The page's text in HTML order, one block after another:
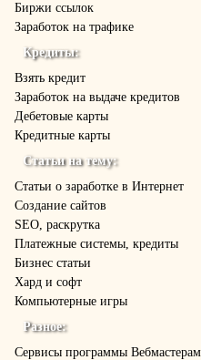
Биржи ссылок
Заработок на трафике
Кредиты:
Взять кредит
Заработок на выдаче кредитов
Дебетовые карты
Кредитные карты
Статьи на тему:
Статьи о заработке в Интернет
Создание сайтов
SEO, раскрутка
Платежные системы, кредиты
Бизнес статьи
Хард и софт
Компьютерные игры
Разное:
Cервисы программы Вебмастерам